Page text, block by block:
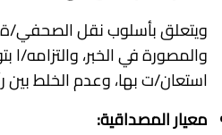
ويتعلق بأسلوب نقل الصحفي/ة
والمصورة في الخبر، والتزامه/ا
استعان/ت بها، وعدم الخلط بين
معيار المصداقية: